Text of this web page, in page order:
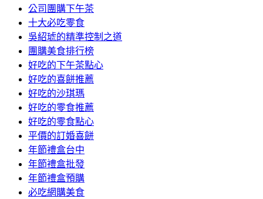
公司團購下午茶
十大必吃零食
吳紹琥的精準控制之道
團購美食排行榜
好吃的下午茶點心
好吃的喜餅推薦
好吃的沙琪瑪
好吃的零食推薦
好吃的零食點心
平價的訂婚喜餅
年節禮盒台中
年節禮盒批發
年節禮盒預購
必吃網購美食